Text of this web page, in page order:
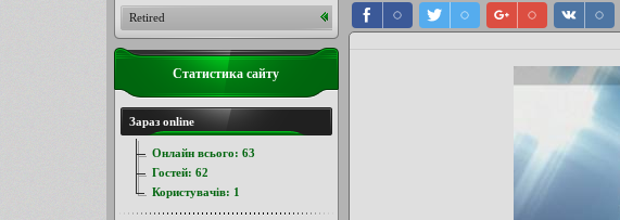
Retired
Статистика сайту
Зараз online
Онлайн всього: 63
Гостей: 62
Користувачів: 1